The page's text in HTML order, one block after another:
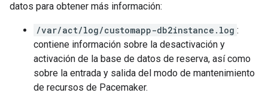
datos para obtener más información:
/var/act/log/customapp-db2instance.log :
contiene información sobre la desactivación y
activación de la base de datos de reserva, así como
sobre la entrada y salida del modo de mantenimiento
de recursos de Pacemaker.